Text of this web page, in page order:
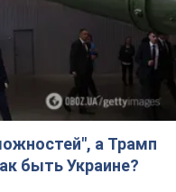
а Трамп
быть Украине?